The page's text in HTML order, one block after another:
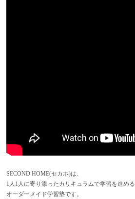
SECOND HOME(セカホ)は、
1人1人に寄り添ったカリキュラムで学習を進める
オーダーメイド学習塾です。